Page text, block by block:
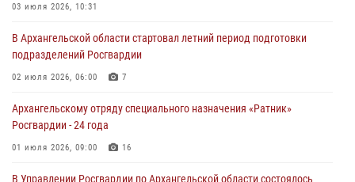
03 июля 2026, 10:31
В Архангельской области стартовал летний период подготовки
подразделений Росгвардии
02 июля 2026, 06:00 7
Архангельскому отряду специального назначения «Ратник»
Росгвардии - 24 года
01 июля 2026, 09:00 16
В Управлении Росгвардии по Архангельской области состоялось